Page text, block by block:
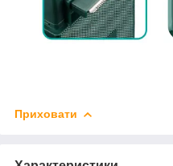
Приховати